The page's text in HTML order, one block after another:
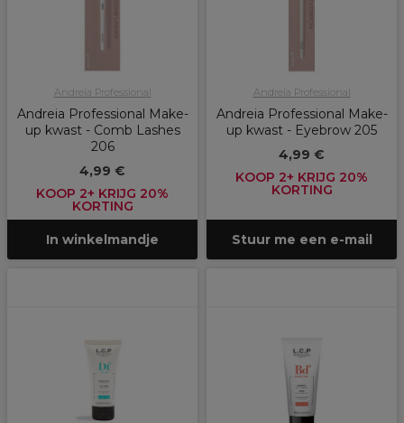
Andreia Professional
Andreia Professional Make-
up kwast - Comb Lashes
206
4,99 €
KOOP 2+ KRIJG 20%
KORTING
In winkelmandje
Andreia Professional
Andreia Professional Make-
up kwast - Eyebrow 205
4,99 €
KOOP 2+ KRIJG 20%
KORTING
Stuur me een e-mail